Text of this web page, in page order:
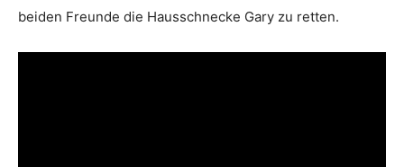
beiden Freunde die Hausschnecke Gary zu retten.